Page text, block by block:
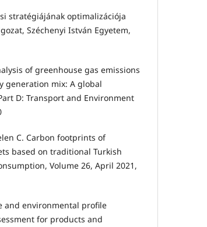
stratégiájának optimalizációja
Széchenyi István Egyetem,
of greenhouse gas emissions
generation mix: A global
D: Transport and Environment
C. Carbon footprints of
based on traditional Turkish
Volume 26, April 2021,
and environmental profile
for products and